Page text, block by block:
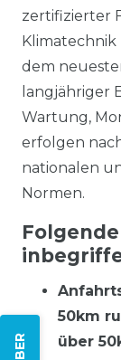
zertifizierter
dem
langjähriger
Wartung,
erfolgen
nationalen
Normen.
50km
über